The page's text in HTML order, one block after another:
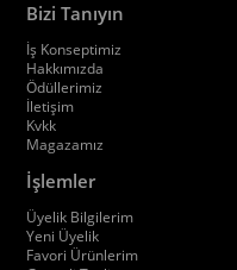
Bizi Tanıyın
İş Konseptimiz
Hakkımızda
Ödüllerimiz
İletişim
Kvkk
Magazamız
İşlemler
Üyelik Bilgilerim
Yeni Üyelik
Favori Ürünlerim